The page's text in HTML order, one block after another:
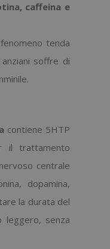
caffeina e
tenda
soffre di
contiene 5HTP
il trattamento
centrale
dopamina,
la durata del
leggero, senza